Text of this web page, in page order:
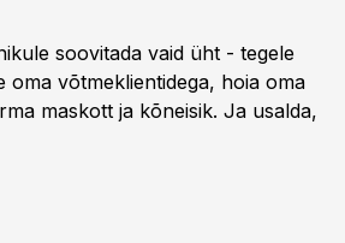
soovitada vaid üht - tegele
oma võtmeklientidega, hoia oma
maskott ja kõneisik. Ja usalda,